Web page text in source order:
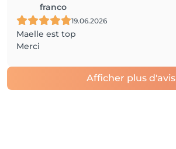
franco
19.06.2026
Maelle est top
Merci
Afficher plus d'avis